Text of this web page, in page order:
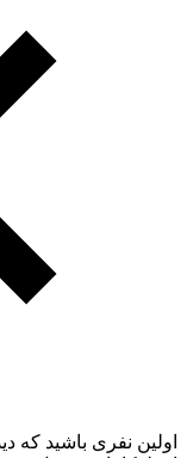
اولین نفری باشید که